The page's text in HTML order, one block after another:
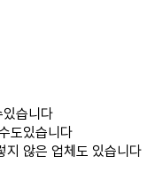
습니다
도있습니다
지 않은 업체도 있습니다